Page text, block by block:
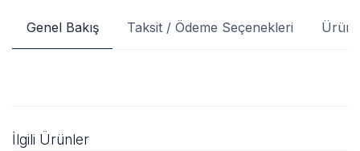
Genel Bakış Taksit / Ödeme Seçenekleri Ürün
İlgili Ürünler